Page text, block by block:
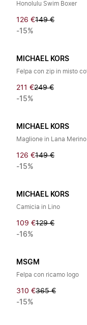
Honolulu Swim Boxer
126 €149 €
-15%
MICHAEL KORS
211 €249 €
-15%
MICHAEL KORS
Maglione in Lana Merino
126 €149 €
-15%
MICHAEL KORS
Camicia in Lino
109 €129 €
-16%
MSGM
Felpa con ricamo logo
310 €365 €
-15%